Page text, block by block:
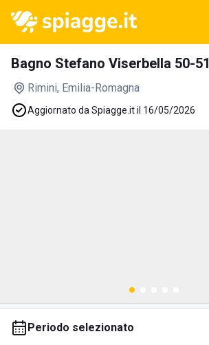
Bagno Stefano Viserbella 50-51
Rimini, Emilia-Romagna
Aggiornato da Spiagge.it il 16/05/2026
Periodo selezionato